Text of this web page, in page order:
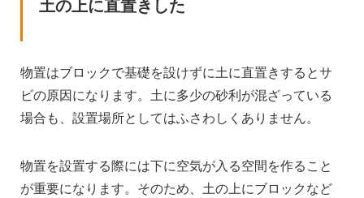
土の上に直置きした
物置はブロックで基礎を設けずに土に直置きするとサ
ビの原因になります。土に多少の砂利が混ざっている
場合も、設置場所としてはふさわしくありません。
物置を設置する際には下に空気が入る空間を作ること
が重要になります。そのため、土の上にブロックなど